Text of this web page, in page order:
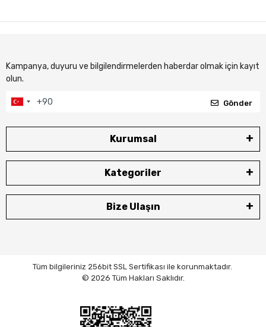
Kampanya, duyuru ve bilgilendirmelerden haberdar olmak için kayıt
olun.
Gönder
Kurumsal
Kategoriler
Bize Ulaşın
Tüm bilgileriniz 256bit SSL Sertifikası ile korunmaktadır.
© 2026 Tüm Hakları Saklıdır.